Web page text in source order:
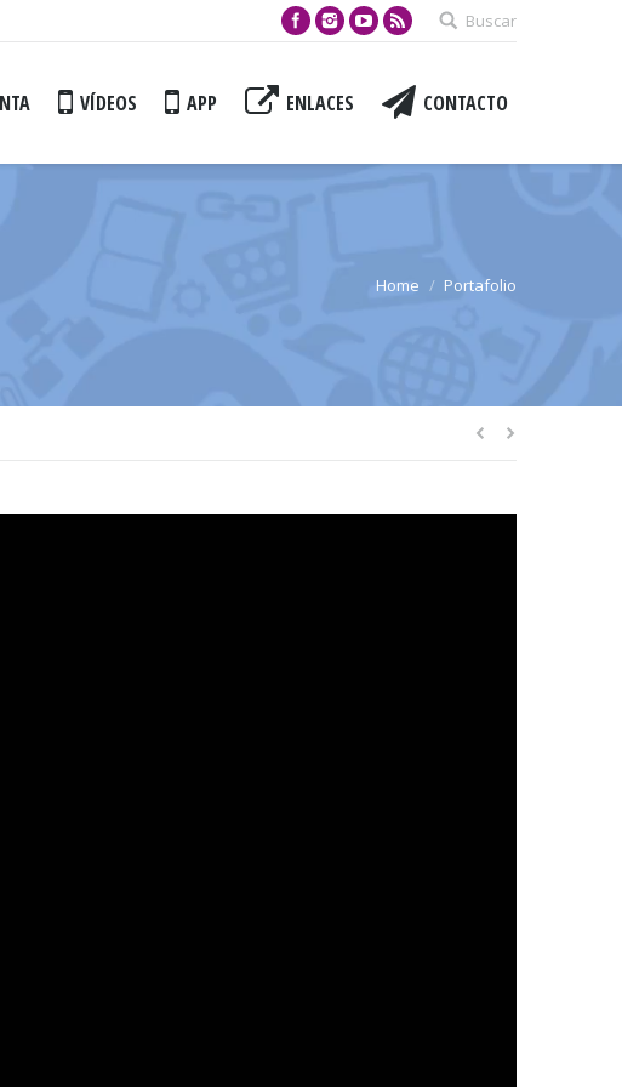
Buscar
VÍDEOS APP ENLACES CONTACTO
Home Portafolio